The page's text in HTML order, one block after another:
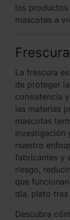
los
mascotas a
Frescura
La frescura
de proteger
consistencia
las materias
mascotas
investigación
nuestro
fabricantes y
riesgo,
que
día, plato
Descubra